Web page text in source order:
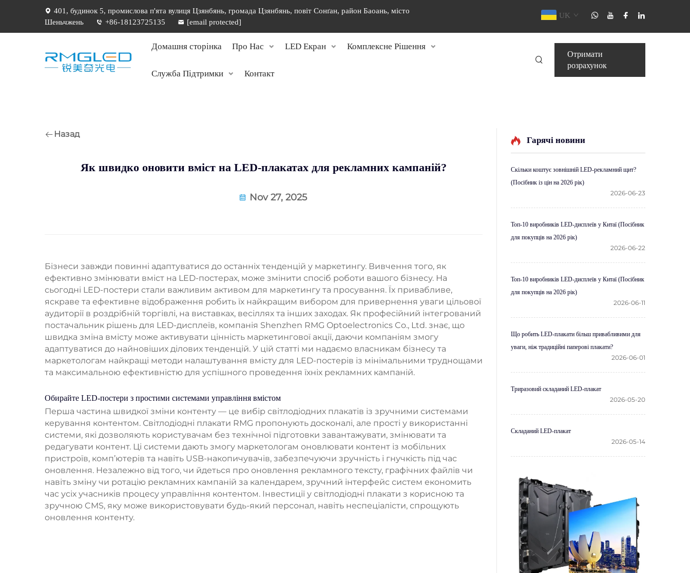
401, будинок 5, промислова п'ята вулиця Цзянбянь, громада Цзянбянь, повіт Сонґан, район Баоань, місто
Шеньчжень
+86-18123725135 [email protected]
UK
Домашня сторінка Про Нас LED Екран Комплексне Рішення
Служба Підтримки Контакт
Отримати
розрахунок
Назад
Як швидко оновити вміст на LED-плакатах для рекламних кампаній?
Nov 27, 2025
Бізнеси завжди повинні адаптуватися до останніх тенденцій у маркетингу. Вивчення того, як
ефективно змінювати вміст на LED-постерах, може змінити спосіб роботи вашого бізнесу. На
сьогодні LED-постери стали важливим активом для маркетингу та просування. Їх привабливе,
яскраве та ефективне відображення робить їх найкращим вибором для привернення уваги цільової
аудиторії в роздрібній торгівлі, на виставках, весіллях та інших заходах. Як професійний інтегрований
постачальник рішень для LED-дисплеїв, компанія Shenzhen RMG Optoelectronics Co., Ltd. знає, що
швидка зміна вмісту може активувати цінність маркетингової акції, даючи компаніям змогу
адаптуватися до найновіших ділових тенденцій. У цій статті ми надаємо власникам бізнесу та
маркетологам найкращі методи налаштування вмісту для LED-постерів із мінімальними труднощами
та максимальною ефективністю для успішного проведення їхніх рекламних кампаній.
Обирайте LED-постери з простими системами управління вмістом
Перша частина швидкої зміни контенту — це вибір світлодіодних плакатів із зручними системами
керування контентом. Світлодіодні плакати RMG пропонують досконалі, але прості у використанні
системи, які дозволяють користувачам без технічної підготовки завантажувати, змінювати та
редагувати контент. Ці системи дають змогу маркетологам оновлювати контент із мобільних
пристроїв, комп’ютерів та навіть USB-накопичувачів, забезпечуючи зручність і гнучкість під час
оновлення. Незалежно від того, чи йдеться про оновлення рекламного тексту, графічних файлів чи
навіть зміну чи ротацію рекламних кампаній за календарем, зручний інтерфейс систем економить
час усіх учасників процесу управління контентом. Інвестиції у світлодіодні плакати з корисною та
зручною CMS, яку може використовувати будь-який персонал, навіть неспеціалісти, спрощують
оновлення контенту.
Гарячі новини
Скільки коштує зовнішній LED-рекламний щит?
(Посібник із цін на 2026 рік)
2026-06-23
Топ-10 виробників LED-дисплеїв у Китаї (Посібник
для покупців на 2026 рік)
2026-06-22
Топ-10 виробників LED-дисплеїв у Китаї (Посібник
для покупців на 2026 рік)
2026-06-11
Що робить LED-плакати більш привабливими для
уваги, ніж традиційні паперові плакати?
2026-06-01
Триразовий складаний LED-плакат
2026-05-20
Складаний LED-плакат
2026-05-14